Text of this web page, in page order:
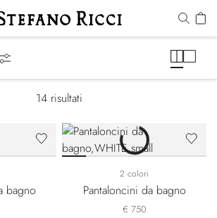
14 risultati
bagno
2 colori
Pantaloncini da bagno
€ 750